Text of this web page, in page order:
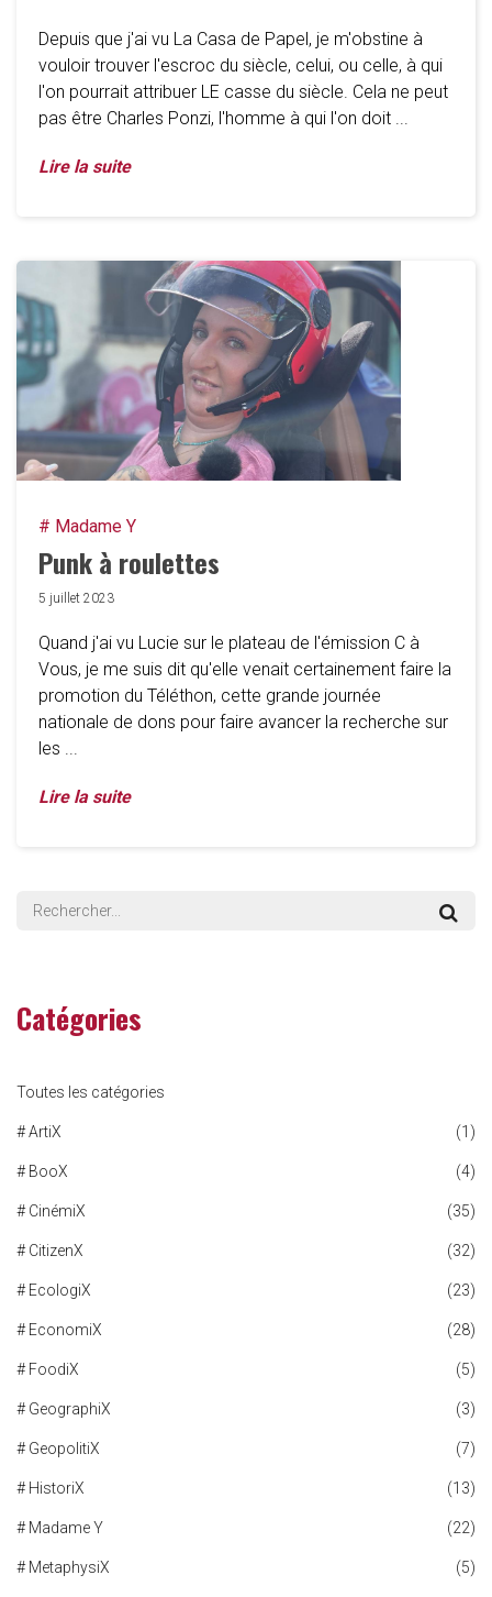
Depuis que j'ai vu La Casa de Papel, je m'obstine à
vouloir trouver l'escroc du siècle, celui, ou celle, à qui
l'on pourrait attribuer LE casse du siècle. Cela ne peut
pas être Charles Ponzi, l'homme à qui l'on doit ...
Lire la suite
# Madame Y
Punk à roulettes
5 juillet 2023
Quand j'ai vu Lucie sur le plateau de l'émission C à
Vous, je me suis dit qu'elle venait certainement faire la
promotion du Téléthon, cette grande journée
nationale de dons pour faire avancer la recherche sur
les ...
Lire la suite
Catégories
Toutes les catégories
# ArtiX (1)
# BooX (4)
# CinémiX (35)
# CitizenX (32)
# EcologiX (23)
# EconomiX (28)
# FoodiX (5)
# GeographiX (3)
# GeopolitiX (7)
# HistoriX (13)
# Madame Y (22)
# MetaphysiX (5)